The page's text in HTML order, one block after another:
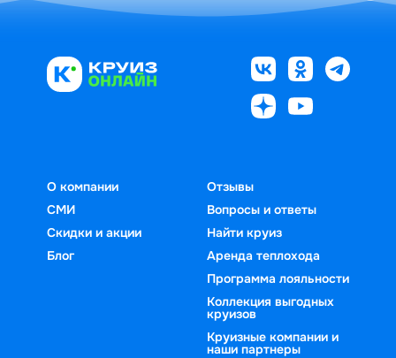
О компании
СМИ
Скидки и акции
Блог
Отзывы
Вопросы и ответы
Найти круиз
Аренда теплохода
Программа лояльности
Коллекция выгодных
круизов
Круизные компании и
наши партнеры